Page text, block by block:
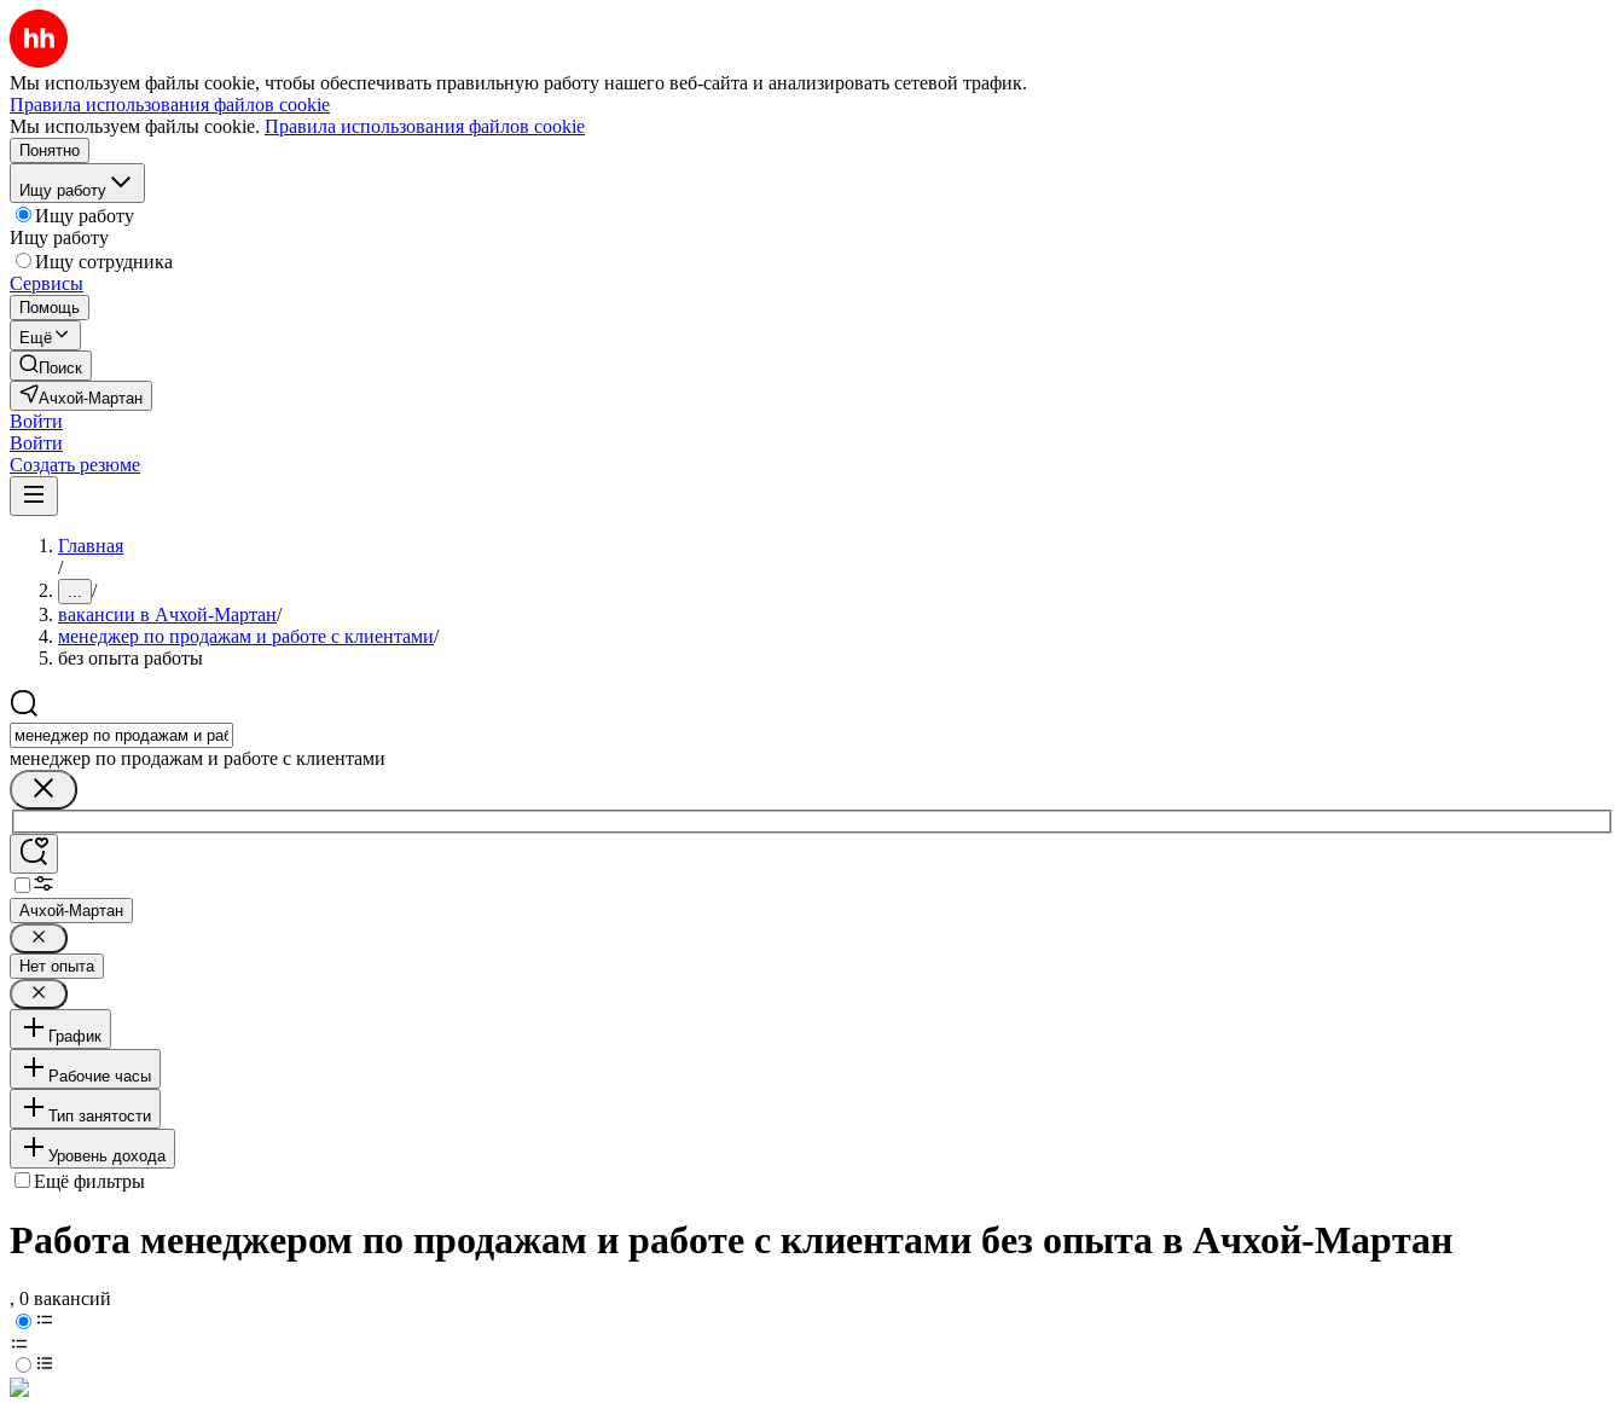
Мы используем файлы cookie, чтобы обеспечивать правильную работу нашего веб-сайта и анализировать сетевой трафик.
Правила использования файлов cookie
Мы используем файлы cookie. Правила использования файлов cookie
Понятно
Ищу работу
Ищу работу
Ищу работу
Ищу сотрудника
Сервисы
Помощь
Ещё
Поиск
Ачхой-Мартан
Войти
Войти
Создать резюме
Главная
/
... /
вакансии в Ачхой-Мартан/
менеджер по продажам и работе с клиентами/
без опыта работы
менеджер по продажам и работе с клиентами
Ачхой-Мартан
Нет опыта
График
Рабочие часы
Тип занятости
Уровень дохода
Ещё фильтры
Работа менеджером по продажам и работе с клиентами без опыта в Ачхой-Мартан
, 0 вакансий